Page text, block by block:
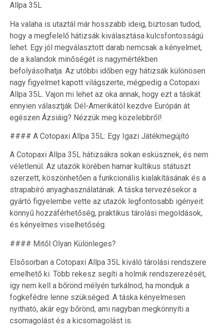
Allpa 35L
Ha valaha is utaztál már hosszabb ideig, biztosan tudod,
hogy a megfelelő hátizsák kiválasztása kulcsfontosságú
lehet. Egy jól megválasztott darab nemcsak a kényelmet,
de a kalandok minőségét is nagymértékben
befolyásolhatja. Az utóbbi időben egy hátizsák különösen
nagy figyelmet kapott világszerte, mégpedig a Cotopaxi
Allpa 35L. Vajon mi lehet az oka annak, hogy ezt a táskát
ennyien választják Dél-Amerikától kezdve Európán át
egészen Ázsiáig? Nézzük meg közelebbről!
#### A Cotopaxi Allpa 35L: Egy Igazi Játékmegújító
A Cotopaxi Allpa 35L hátizsákra sokan esküsznek, és nem
véletlenül. Az utazók körében hamar kultikus státuszt
szerzett, köszönhetően a funkcionális kialakításának és a
strapabíró anyaghasználatának. A táska tervezésekor a
gyártó figyelembe vette az utazók legfontosabb igényeit:
könnyű hozzáférhetőség, praktikus tárolási megoldások,
és kényelmes viselhetőség.
#### Mitől Olyan Különleges?
Elsősorban a Cotopaxi Allpa 35L kiváló tárolási rendszere
emelhető ki. Több rekesz segíti a holmik rendszerezését,
így nem kell a bőrönd mélyén turkálnod, ha mondjuk a
fogkefédre lenne szükséged. A táska kényelmesen
nyitható, akár egy bőrönd, ami nagyban megkönnyíti a
csomagolást és a kicsomagolást is.